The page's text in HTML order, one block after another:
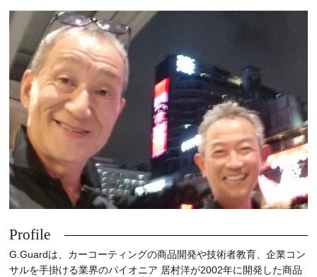
Profile
G.Guardは、カーコーティングの商品開発や技術者教育、企業コン
サルを手掛ける業界のパイオニア 居村洋が2002年に開発した商品